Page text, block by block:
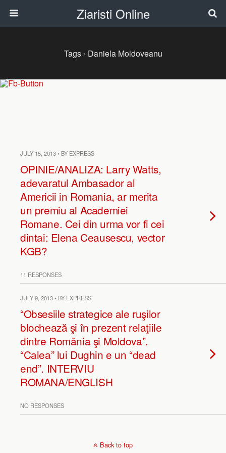
Ziaristi Online
Tags › Daniela Moldoveanu
JULY 15, 2013 • BY EXPRESS
OPINIE/ANALIZA: Larry Watts,
adevaratul Ambasador al
Americii in Romania, ar merita
un premiu al Academiei
Romane. Cei din urma vor fi cei
dintai: Elena Ceausescu, vector
KGB?
11 RESPONSES
JULY 9, 2013 • BY EXPRESS
“Obsesiile strategice ale ruşilor
blochează şi în prezent relaţiile
dintre România şi Moldova”.
“Calea” lui Dughin e un “dead
end”. INTERVIU
ROMANA/ENGLISH
NO RESPONSES
Back to top